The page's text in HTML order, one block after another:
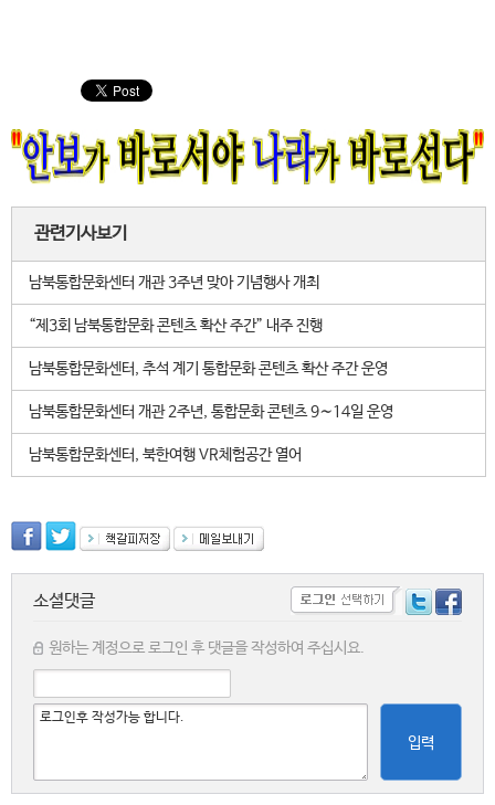
관련기사보기
남북통합문화센터 개관 3주년 맞아 기념행사 개최
“제3회 남북통합문화 콘텐츠 확산 주간” 내주 진행
남북통합문화센터, 추석 계기 통합문화 콘텐츠 확산 주간 운영
남북통합문화센터 개관 2주년, 통합문화 콘텐츠 9∼14일 운영
남북통합문화센터, 북한여행 VR체험공간 열어
소셜댓글
원하는 계정으로 로그인 후 댓글을 작성하여 주십시요.
입력